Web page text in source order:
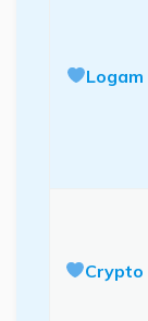
Logam
Crypto